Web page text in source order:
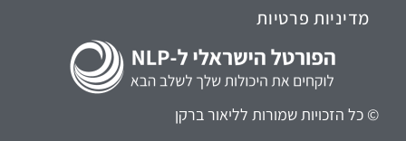
מדיניות פרטיות
© כל הזכויות שמורות לליאור ברקן